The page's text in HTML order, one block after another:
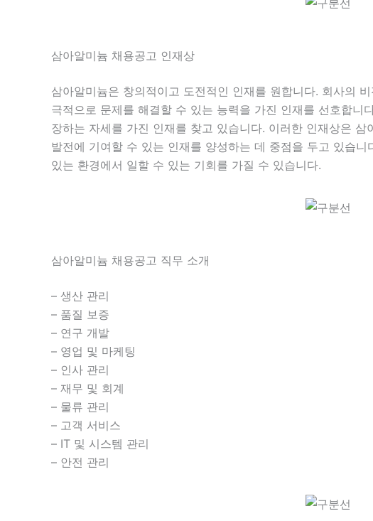
삼아알미늄 채용공고 인재상
삼아알미늄은 창의적이고 도전적인 인재를 원합니다. 회사의
극적으로 문제를 해결할 수 있는 능력을 가진 인재를 선호합니
장하는 자세를 가진 인재를 찾고 있습니다. 이러한 인재상은
발전에 기여할 수 있는 인재를 양성하는 데 중점을 두고 있습
있는 환경에서 일할 수 있는 기회를 가질 수 있습니다.
삼아알미늄 채용공고 직무 소개
– 생산 관리
– 품질 보증
– 연구 개발
– 영업 및 마케팅
– 인사 관리
– 재무 및 회계
– 물류 관리
– 고객 서비스
– IT 및 시스템 관리
– 안전 관리